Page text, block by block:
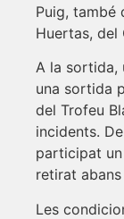
Puig, també
Huertas, del
A la sortida,
una sortida
del Trofeu
incidents.
participat un
retirat
Les